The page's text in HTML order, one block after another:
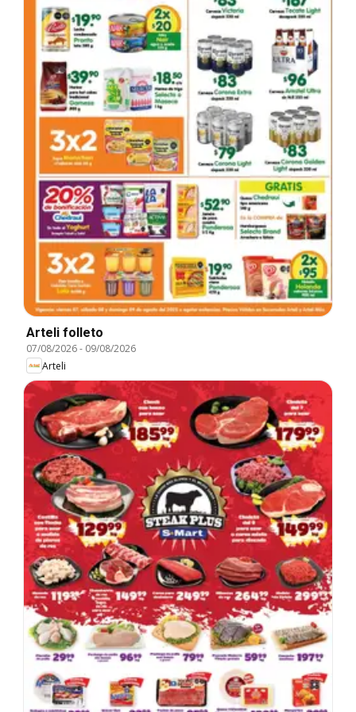
Arteli folleto
07/08/2026- 09/08/2026
Arteli